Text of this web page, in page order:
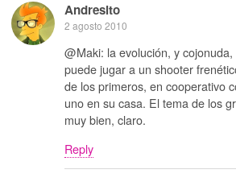
Andresito
2 agosto 2010
@Maki: la evolución, y
puede jugar a un shooter
de los primeros, en cooperativo
uno en su casa. El tema de los
muy bien, claro.
Reply